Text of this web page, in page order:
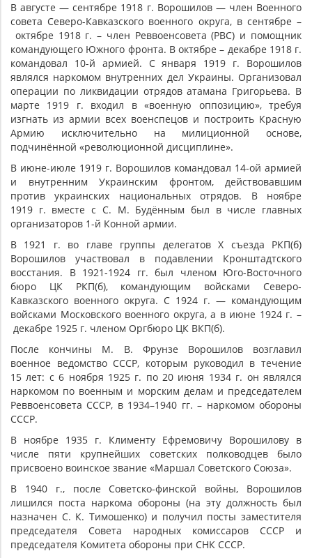
В августе — сентябре 1918 г. Ворошилов — член Военного
совета Северо-Кавказского военного округа, в сентябре –
октябре 1918 г. – член Реввоенсовета (РВС) и помощник
командующего Южного фронта. В октябре – декабре 1918 г.
командовал 10-й армией. С января 1919 г. Ворошилов
являлся наркомом внутренних дел Украины. Организовал
операции по ликвидации отрядов атамана Григорьева. В
марте 1919 г. входил в «военную оппозицию», требуя
изгнать из армии всех военспецов и построить Красную
Армию исключительно на милиционной основе,
подчинённой «революционной дисциплине».
В июне-июле 1919 г. Ворошилов командовал 14-ой армией
и внутренним Украинским фронтом, действовавшим
против украинских национальных отрядов. В ноябре
1919 г. вместе с С. М. Будённым был в числе главных
организаторов 1-й Конной армии.
В 1921 г. во главе группы делегатов X съезда РКП(б)
Ворошилов участвовал в подавлении Кронштадтского
восстания. В 1921-1924 гг. был членом Юго-Восточного
бюро ЦК РКП(б), командующим войсками Северо-
Кавказского военного округа. С 1924 г. — командующим
войсками Московского военного округа, а в июне 1924 г. –
декабре 1925 г. членом Оргбюро ЦК ВКП(б).
После кончины М. В. Фрунзе Ворошилов возглавил
военное ведомство СССР, которым руководил в течение
15 лет: с 6 ноября 1925 г. по 20 июня 1934 г. он являлся
наркомом по военным и морским делам и председателем
Реввоенсовета СССР, в 1934–1940 гг. – наркомом обороны
СССР.
В ноябре 1935 г. Клименту Ефремовичу Ворошилову в
числе пяти крупнейших советских полководцев было
присвоено воинское звание «Маршал Советского Союза».
В 1940 г., после Советско-финской войны, Ворошилов
лишился поста наркома обороны (на эту должность был
назначен С. К. Тимошенко) и получил посты заместителя
председателя Совета народных комиссаров СССР и
председателя Комитета обороны при СНК СССР.